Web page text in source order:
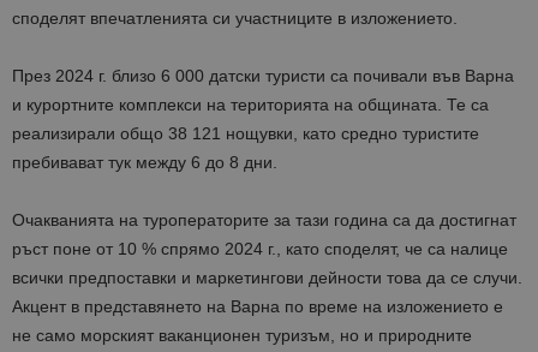
споделят впечатленията си участниците в изложението.
През 2024 г. близо 6 000 датски туристи са почивали във Варна
и курортните комплекси на територията на общината. Те са
реализирали общо 38 121 нощувки, като средно туристите
пребивават тук между 6 до 8 дни.
Очакванията на туроператорите за тази година са да достигнат
ръст поне от 10 % спрямо 2024 г., като споделят, че са налице
всички предпоставки и маркетингови дейности това да се случи.
Акцент в представянето на Варна по време на изложението е
не само морският ваканционен туризъм, но и природните